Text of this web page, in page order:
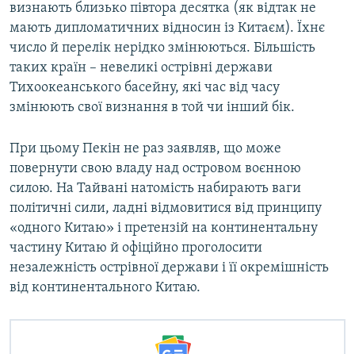
визнають близько півтора десятка (як відтак не
мають дипломатичних відносин із Китаєм). Їхнє
число й перелік нерідко змінюються. Більшість
таких країн – невеликі острівні держави
Тихоокеанського басейну, які час від часу
змінюють свої визнання в той чи інший бік.
При цьому Пекін не раз заявляв, що може
повернути свою владу над островом воєнною
силою. На Тайвані натомість набирають ваги
політичні сили, ладні відмовитися від принципу
«одного Китаю» і претензій на континентальну
частину Китаю й офіційно проголосити
незалежність острівної держави і її окремішність
від континентального Китаю.